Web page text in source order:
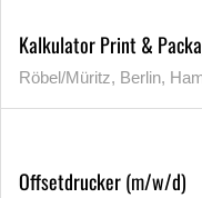
Kalkulator Print &
Röbel/Müritz, Berlin,
Offsetdrucker (m/w/d)